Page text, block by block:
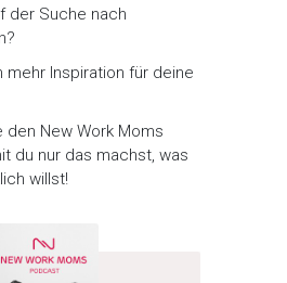
der Suche nach
mehr Inspiration für deine
den New Work Moms
du nur das machst, was
willst!